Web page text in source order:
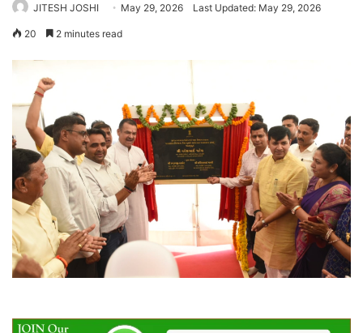
JITESH JOSHI May 29, 2026 Last Updated: May 29, 2026
20 2 minutes read